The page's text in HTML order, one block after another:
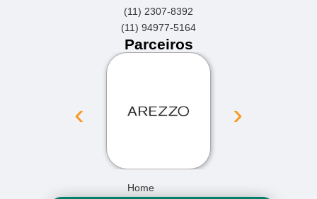
(11) 2307-8392
(11) 94977-5164
Parceiros
‹ ›
Home